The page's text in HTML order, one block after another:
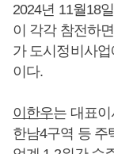
2024년 11월18
이 각각 참전하
가 도시정비사
이다.
이한우는 대표
한남4구역 등 주